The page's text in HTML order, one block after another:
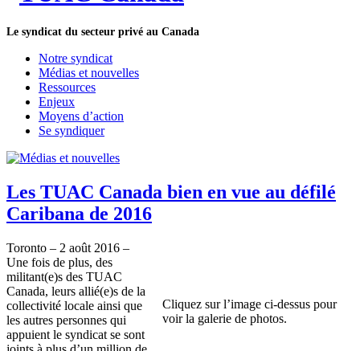
Le syndicat du secteur privé au Canada
Notre syndicat
Médias et nouvelles
Ressources
Enjeux
Moyens d’action
Se syndiquer
Les TUAC Canada bien en vue au défilé
Caribana de 2016
Cliquez sur l’image ci-dessus pour
voir la galerie de photos.
Toronto – 2 août 2016 –
Une fois de plus, des
militant(e)s des TUAC
Canada, leurs allié(e)s de la
collectivité locale ainsi que
les autres personnes qui
appuient le syndicat se sont